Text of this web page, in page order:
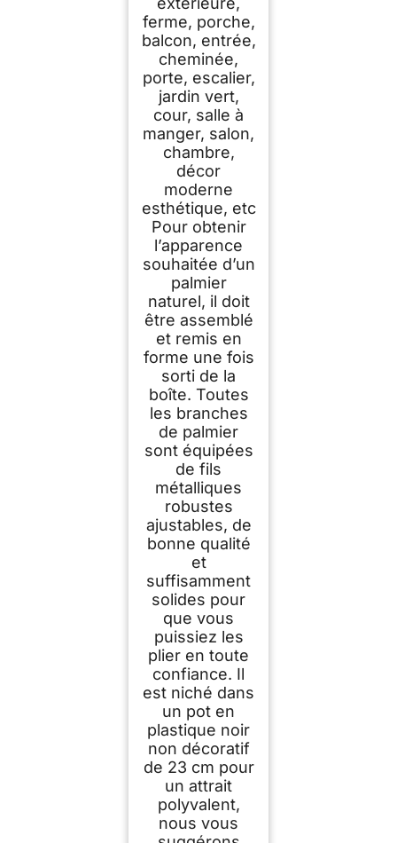
ferme, porche,
balcon, entrée,
cheminée,
porte, escalier,
jardin vert,
cour, salle à
manger, salon,
chambre,
décor
moderne
esthétique, etc
Pour obtenir
l’apparence
souhaitée d’un
palmier
naturel, il doit
être assemblé
et remis en
forme une fois
sorti de la
boîte. Toutes
les branches
de palmier
sont équipées
de fils
métalliques
robustes
ajustables, de
bonne qualité
et
suffisamment
solides pour
que vous
puissiez les
plier en toute
confiance. Il
est niché dans
un pot en
plastique noir
non décoratif
de 23 cm pour
un attrait
polyvalent,
nous vous